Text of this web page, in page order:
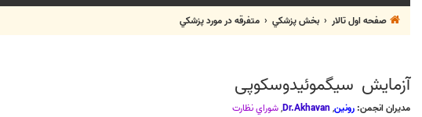
صفحه اول تالار
بخش پزشکي متفرقه در مورد پزشکي
آزمایش سیگموئیدوسکوپی
مدیران انجمن: رونین,
Dr.Akhavan
,شوراي نظارت